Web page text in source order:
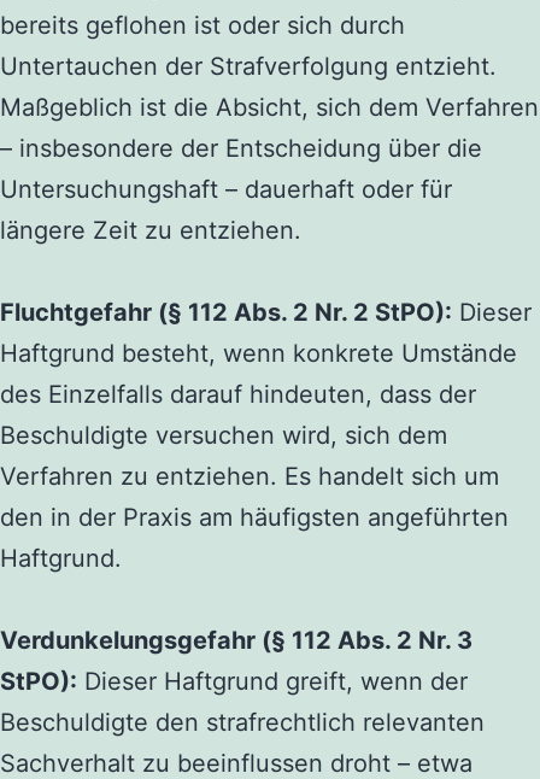
bereits geflohen ist oder sich durch
Untertauchen der Strafverfolgung entzieht.
Maßgeblich ist die Absicht, sich dem Verfahren
– insbesondere der Entscheidung über die
Untersuchungshaft – dauerhaft oder für
längere Zeit zu entziehen.
Fluchtgefahr (§ 112 Abs. 2 Nr. 2 StPO): Dieser
Haftgrund besteht, wenn konkrete Umstände
des Einzelfalls darauf hindeuten, dass der
Beschuldigte versuchen wird, sich dem
Verfahren zu entziehen. Es handelt sich um
den in der Praxis am häufigsten angeführten
Haftgrund.
Verdunkelungsgefahr (§ 112 Abs. 2 Nr. 3
StPO): Dieser Haftgrund greift, wenn der
Beschuldigte den strafrechtlich relevanten
Sachverhalt zu beeinflussen droht – etwa